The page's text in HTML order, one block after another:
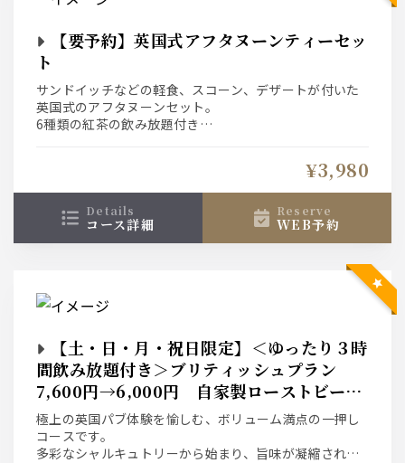
【要予約】英国式アフタヌーンティーセッ
ト
サンドイッチなどの軽食、スコーン、デザートが付いた
英国式のアフタヌーンセット。
6種類の紅茶の飲み放題付き
¥3,980
details
コース詳細
reserve
WEB予約
【土・日・月・祝日限定】＜ゆったり３時
間飲み放題付き＞ブリティッシュプラン
7,600円→6,000円 自家製ローストビーフ
とフィッシュ＆チップス
極上の英国パブ体験を愉しむ、ボリューム満点の一押し
コースです。
多彩なシャルキュトリーから始まり、旨味が凝縮された